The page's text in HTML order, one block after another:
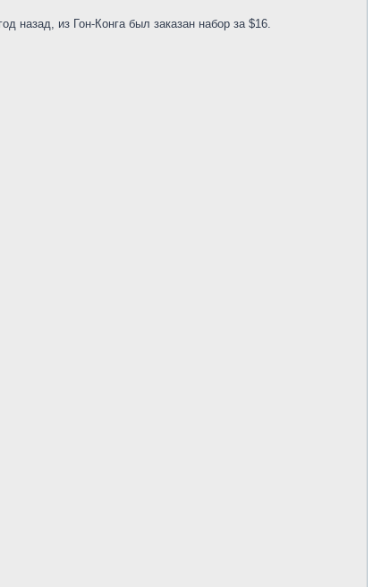
назад, из Гон-Конга был заказан набор за $16.